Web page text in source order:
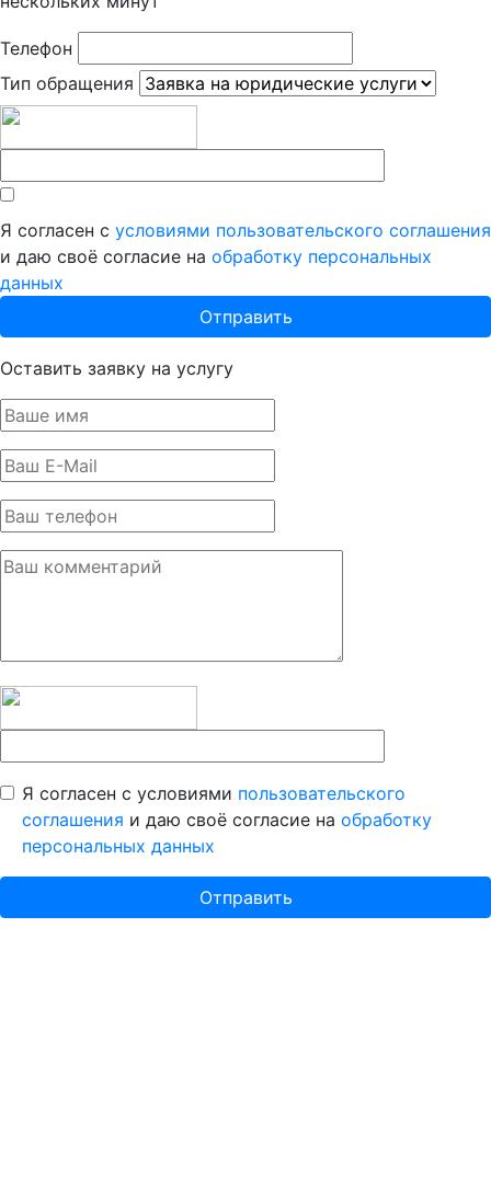
Телефон
Тип обращения
Я согласен с условиями пользовательского соглашения
и даю своё согласие на обработку персональных
данных
Оставить заявку на услугу
Я согласен с условиями пользовательского
соглашения и даю своё согласие на обработку
персональных данных